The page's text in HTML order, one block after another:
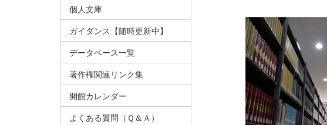
個人文庫
ガイダンス【随時更新中】
データベース一覧
著作権関連リンク集
開館カレンダー
よくある質問（Ｑ＆Ａ）